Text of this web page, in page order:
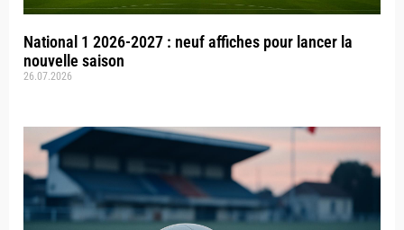
National 1 2026-2027 : neuf affiches pour lancer la
nouvelle saison
26.07.2026